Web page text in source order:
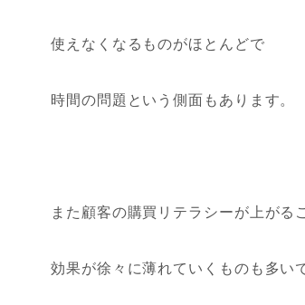
使えなくなるものがほとんどで
時間の問題という側面もあります。
また顧客の購買リテラシーが上がる
効果が徐々に薄れていくものも多い